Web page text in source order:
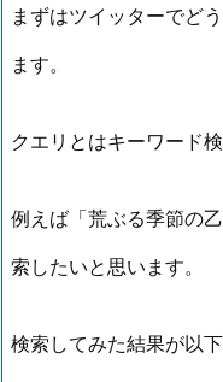
まずはツイッターでど
ます。
クエリとはキーワード
例えば「荒ぶる季節の
索したいと思います。
検索してみた結果が以下